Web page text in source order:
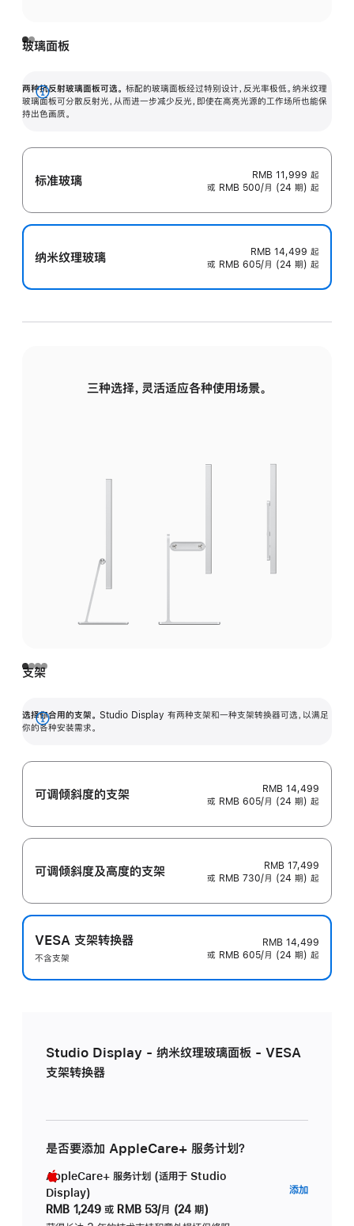
玻璃面板
两种抗反射玻璃面板可选。 标配的玻璃面板经过特别设计，反光率极低。纳米纹理
玻璃面板可分散反射光，从而进一步减少反光，即使在高亮光源的工作场所也能保
持出色画质。
展
开
标准玻璃 RMB 11,999 起
或 RMB 500/月 (24 期) 起
纳米纹理玻璃 RMB 14,499 起
或 RMB 605/月 (24 期) 起
三种选择，灵活适应各种使用场景。
支架
选择你合用的支架。 Studio Display 有两种支架和一种支架转换器可选，以满足
你的各种安装需求。
展
可调倾斜度的支架
RMB 14,499
或 RMB 605/月 (24 期) 起
可调倾斜度及高‍度的支‍架
RMB 17,499
或 RMB 730/月 (24 期) 起
VESA 支架转换器
不含支架
RMB 14,499
或 RMB 605/月 (24 期) 起
Studio Display - 纳米纹理玻璃面板 - VESA
支架转换器
是否要添加 AppleCare+ 服务计划？
AppleCare+ 服务计划 (适用于 Studio
Display)
RMB 1,249 或 RMB 53/月 (24 期)
添加